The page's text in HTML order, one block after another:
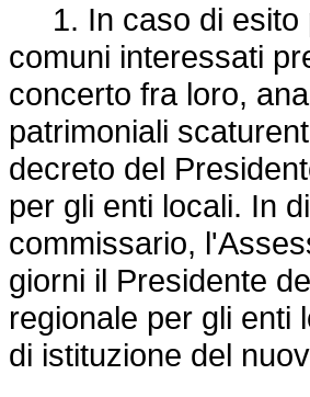
1. In caso di esito
comuni interessati
concerto fra loro,
patrimoniali
decreto del
per gli enti locali. In
commissario,
giorni il Presidente
regionale per gli enti
di istituzione del